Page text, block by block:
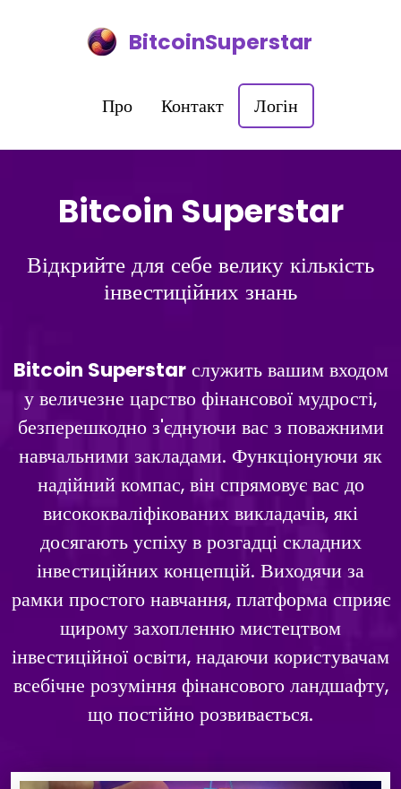
BitcoinSuperstar
Про Контакт Логін
Bitcoin Superstar
Відкрийте для себе велику кількість
інвестиційних знань
Bitcoin Superstarслужить вашим входом
у величезне царство фінансової мудрості,
безперешкодно з'єднуючи вас з поважними
навчальними закладами. Функціонуючи як
надійний компас, він спрямовує вас до
висококваліфікованих викладачів, які
досягають успіху в розгадці складних
інвестиційних концепцій. Виходячи за
рамки простого навчання, платформа сприяє
щирому захопленню мистецтвом
інвестиційної освіти, надаючи користувачам
всебічне розуміння фінансового ландшафту,
що постійно розвивається.